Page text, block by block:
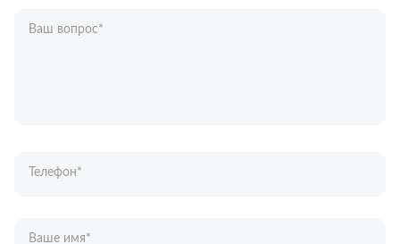
Ваш вопрос*